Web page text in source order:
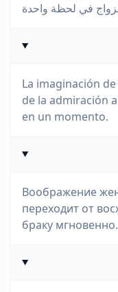
La imaginación
de la admiración
en un momento.
Воображение
переходит от
браку мгновенно.